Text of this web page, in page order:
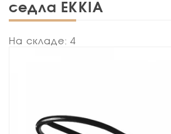
седла EKKIA
На складе: 4